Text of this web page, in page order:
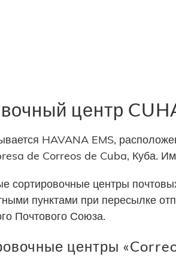
центр
HAVANA EMS,
de Correos de Cuba, Куба.
сортировочные центры
пунктами при пересылке
Почтового Союза.
центры